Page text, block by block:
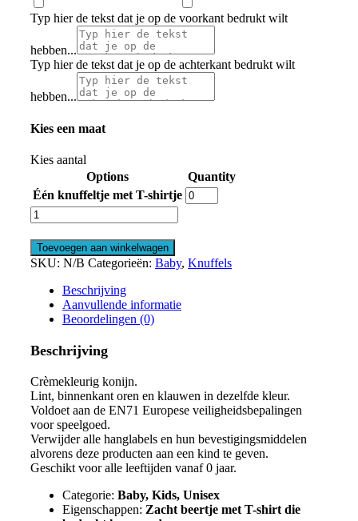
Typ hier de tekst dat je op de voorkant bedrukt wilt
hebben...
Typ hier de tekst dat je op de achterkant bedrukt wilt
hebben...
Kies een maat
Kies aantal
Options
Quantity
Één knuffeltje met T-shirtje
Fluffy
Konijntje
aantal
Toevoegen aan winkelwagen
SKU: N/B Categorieën: Baby, Knuffels
Beschrijving
Aanvullende informatie
Beoordelingen (0)
Beschrijving
Crèmekleurig konijn.
Lint, binnenkant oren en klauwen in dezelfde kleur.
Voldoet aan de EN71 Europese veiligheidsbepalingen
voor speelgoed.
Verwijder alle hanglabels en hun bevestigingsmiddelen
alvorens deze producten aan een kind te geven.
Geschikt voor alle leeftijden vanaf 0 jaar.
Categorie: Baby, Kids, Unisex
Eigenschappen: Zacht beertje met T-shirt die